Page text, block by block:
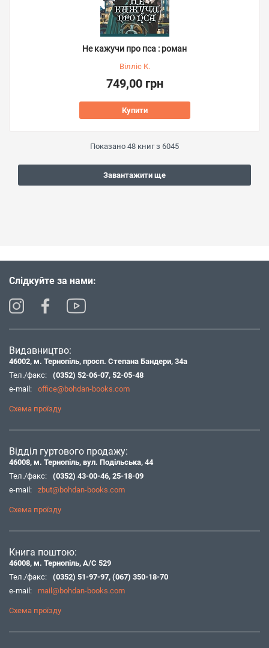
Не кажучи про пса : роман
Вілліс К.
749,00 грн
Купити
Показано 48 книг з 6045
Завантажити ще
Слідкуйте за нами:
Видавництво:
46002, м. Тернопіль, просп. Степана Бандери, 34а
Тел./факс:
(0352) 52-06-07, 52-05-48
e-mail:
office@bohdan-books.com
Схема проїзду
Відділ гуртового продажу:
46008, м. Тернопіль, вул. Подільська, 44
Тел./факс:
(0352) 43-00-46, 25-18-09
e-mail:
zbut@bohdan-books.com
Схема проїзду
Книга поштою:
46008, м. Тернопіль, А/С 529
Тел./факс:
(0352) 51-97-97, (067) 350-18-70
e-mail:
mail@bohdan-books.com
Схема проїзду